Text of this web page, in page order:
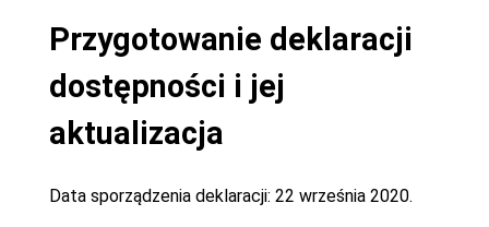
Przygotowanie deklaracji
dostępności i jej
aktualizacja
Data sporządzenia deklaracji: 22 września 2020.